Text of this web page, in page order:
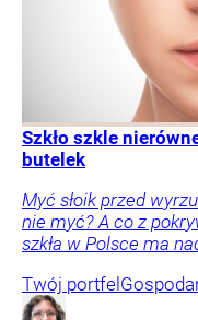
Szkło szkle
butelek
Myć słoik przed
nie myć? A co z
szkła w Polsce ma
Twój portfel